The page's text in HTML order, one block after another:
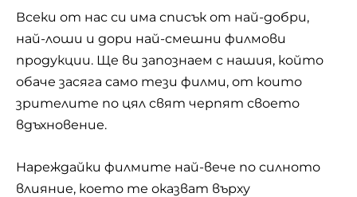
Всеки от нас си има списък от най-добри,
най-лоши и дори най-смешни филмови
продукции. Ще ви запознаем с нашия, който
обаче засяга само тези филми, от които
зрителите по цял свят черпят своето
вдъхновение.
Нареждайки филмите най-вече по силното
влияние, което те оказват върху